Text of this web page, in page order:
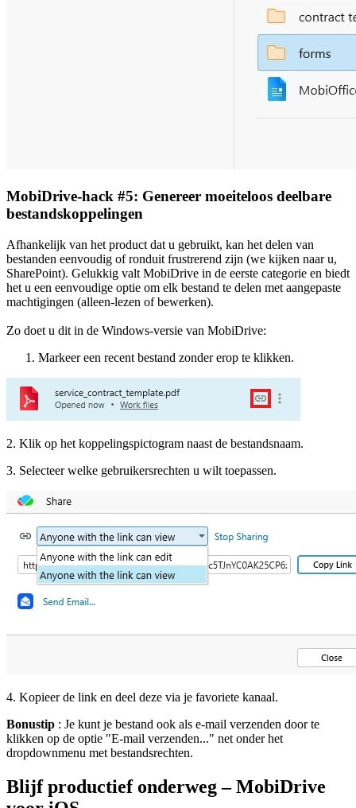
MobiDrive-hack #5: Genereer moeiteloos deelbare
bestandskoppelingen
Afhankelijk van het product dat u gebruikt, kan het delen van
bestanden eenvoudig of ronduit frustrerend zijn (we kijken naar u,
SharePoint). Gelukkig valt MobiDrive in de eerste categorie en biedt
het u een eenvoudige optie om elk bestand te delen met aangepaste
machtigingen (alleen-lezen of bewerken).
Zo doet u dit in de Windows-versie van MobiDrive:
Markeer een recent bestand zonder erop te klikken.
2. Klik op het koppelingspictogram naast de bestandsnaam.
3. Selecteer welke gebruikersrechten u wilt toepassen.
4. Kopieer de link en deel deze via je favoriete kanaal.
Bonustip : Je kunt je bestand ook als e-mail verzenden door te
klikken op de optie "E-mail verzenden..." net onder het
dropdownmenu met bestandsrechten.
Blijf productief onderweg – MobiDrive